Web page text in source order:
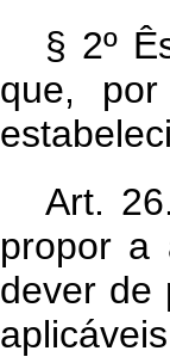
§ 2º
que,
Art.
propor a
dever de